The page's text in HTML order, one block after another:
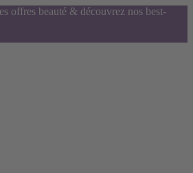
offres beauté & découvrez nos best-